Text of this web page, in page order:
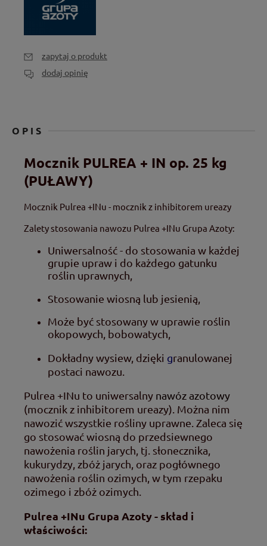
zapytaj o produkt
dodaj opinię
OPIS
Mocznik PULREA + IN op. 25 kg
(PUŁAWY)
Mocznik Pulrea +INu - mocznik z inhibitorem ureazy
Zalety stosowania nawozu Pulrea +INu Grupa Azoty:
Uniwersalność - do stosowania w każdej
grupie upraw i do każdego gatunku
roślin uprawnych,
Stosowanie wiosną lub jesienią,
Może być stosowany w uprawie roślin
okopowych, bobowatych,
Dokładny wysiew, dzięki granulowanej
postaci nawozu.
Pulrea +INu to uniwersalny nawóz azotowy
(mocznik z inhibitorem ureazy). Można nim
nawozić wszystkie rośliny uprawne. Zaleca się
go stosować wiosną do przedsiewnego
nawożenia roślin jarych, tj. słonecznika,
kukurydzy, zbóż jarych, oraz pogłównego
nawożenia roślin ozimych, w tym rzepaku
ozimego i zbóż ozimych.
Pulrea +INu Grupa Azoty - skład i
właściwości: